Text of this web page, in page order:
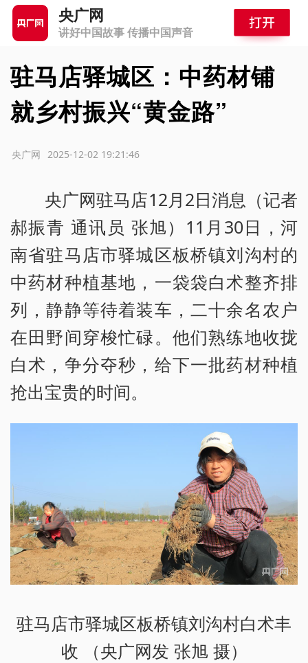
央广网
讲好中国故事 传播中国声音
驻马店驿城区：中药材铺
就乡村振兴“黄金路”
2025-12-02 19:21:46
央广网
央广网驻马店12月2日消息（记者
郝振青 通讯员 张旭）11月30日，河
南省驻马店市驿城区板桥镇刘沟村的
中药材种植基地，一袋袋白术整齐排
列，静静等待着装车，二十余名农户
在田野间穿梭忙碌。他们熟练地收拢
白术，争分夺秒，给下一批药材种植
抢出宝贵的时间。
驻马店市驿城区板桥镇刘沟村白术丰
收 （央广网发 张旭 摄）